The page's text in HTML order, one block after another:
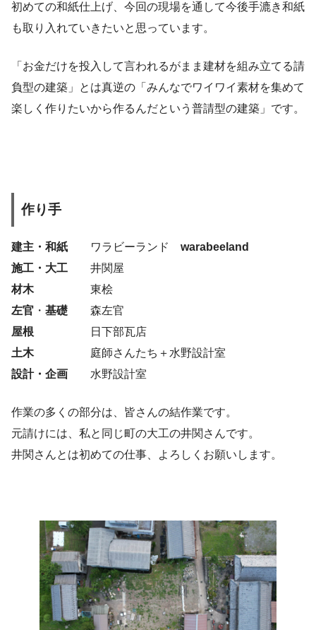
初めての和紙仕上げ、今回の現場を通して今後手漉き和紙
も取り入れていきたいと思っています。
「お金だけを投入して言われるがまま建材を組み立てる請
負型の建築」とは真逆の「みんなでワイワイ素材を集めて
楽しく作りたいから作るんだという普請型の建築」です。
作り手
建主・和紙 ワラビーランド warabeeland
施工・大工 井関屋
材木東桧
左官 ・ 基礎 森左官
屋根 日下部瓦店
土木庭師さんたち＋水野設計室
設計・企画 水野設計室
作業の多くの部分は、皆さんの結作業です。
元請けには、私と同じ町の大工の井関さんです。
井関さんとは初めての仕事、よろしくお願いします。